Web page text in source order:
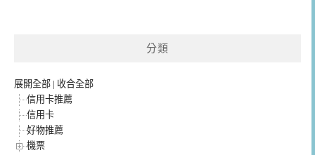
分類
展開全部 | 收合全部
信用卡推薦
信用卡
好物推薦
機票